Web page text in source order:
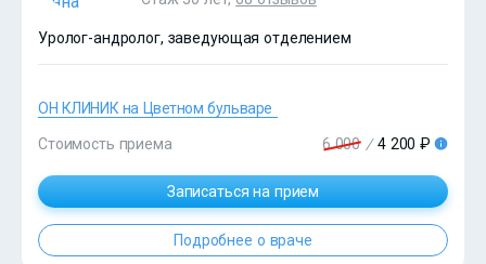
?>
Уролог-андролог, заведующая отделением
ОН КЛИНИК на Цветном бульваре
Стоимость приема 6 000 / 4 200 ₽
Записаться на прием
Подробнее о враче